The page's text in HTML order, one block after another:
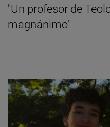
"Un profesor de
magnánimo"